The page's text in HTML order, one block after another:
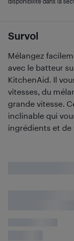
Survol
Mélangez
avec le batteur
KitchenAid. Il
vitesses, du
grande vitesse.
inclinable qui
ingrédients et de